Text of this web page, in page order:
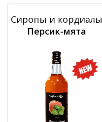
Сиропы и кордиалы
Персик-мята